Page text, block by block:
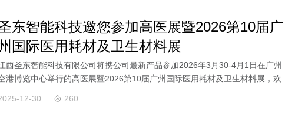
东智能科技邀您参加高医展暨2026第10届广
国际医用耗材及卫生材料展
西圣东智能科技有限公司将携公司最新产品参加2026年3月30-4月1日在广州
港博览中心举行的高医展暨2026第10届广州国际医用耗材及卫生材料展，欢迎
12-30 260